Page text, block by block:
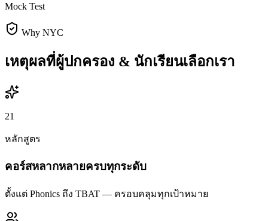
Mock Test
Why NYC
เหตุผลที่ผู้ปกครอง & นักเรียนเลือกเรา
21
หลักสูตร
คอร์สหลากหลายครบทุกระดับ
ตั้งแต่ Phonics ถึง TBAT — ครอบคลุมทุกเป้าหมาย